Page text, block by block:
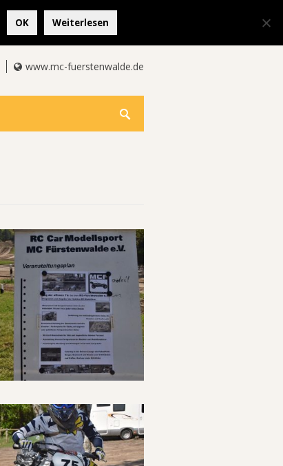
www.mc-fuerstenwalde.de
OK Weiterlesen